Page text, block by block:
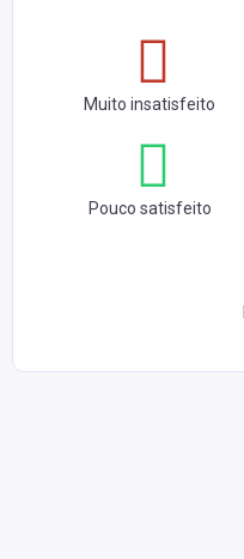
Muito insatisfeito
Pouco satisfeito